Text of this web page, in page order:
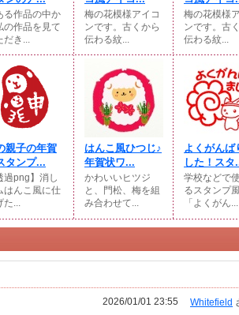
る作品の中か
の作品を見て
だき...
梅の花模様アイコ
ンです。古くから
伝わる紋...
梅の花模様
ンです。古
伝わる紋...
親子の年賀
タンプ...
過png】消し
はんこ風に仕
た...
はんこ風ひつじ♪
年賀状ワ...
かわいいヒツジ
と、門松、梅を組
み合わせて...
よくがんば
した！スタ
学校などで
るスタンプ風
「よくがん...
Whitefield
2026/01/01 23:55